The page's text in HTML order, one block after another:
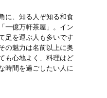
に、知る人ぞ知る和食
一億万軒茶屋」。イン
足を運ぶ人も多いです
の魅力は名前以上に奥
も心地よく、料理はど
時間を過ごしたい人に